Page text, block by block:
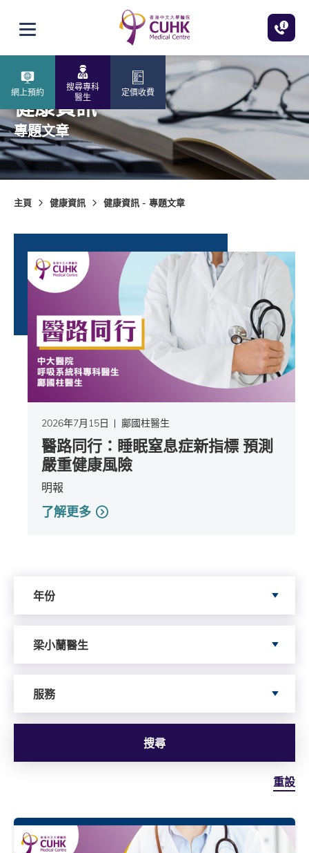
打開選單
網上預約
搜尋專科
醫生
定價收費
健康資訊
專題文章
主頁 健康資訊 健康資訊 - 專題文章
2026年7月15日 鄺國柱醫生
醫路同行：睡眠窒息症新指標 預測
嚴重健康風險
明報
了解更多
年份
梁小蘭醫生
服務
搜尋
重設